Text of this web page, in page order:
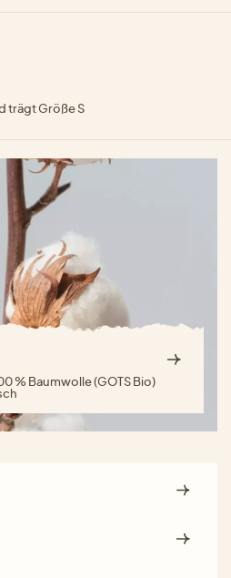
trägt Größe S
% Baumwolle (GOTS Bio)